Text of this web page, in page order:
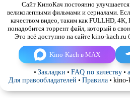
Сайт КиноКач постоянно
великолепными фильмами и сериалами.
качеством видео, таким как FULLHD,
понадобится торрент файл, который в
Это всё доступно на сайте kino-kach.ru
Kino-Kach в MAX
• Закладки • FAQ по качеству •
Для правообладателей • Правила • kino-